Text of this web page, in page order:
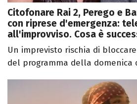
Citofonare Rai 2, Perego e
con riprese d'emergenza:
all'improvviso. Cosa è
Un imprevisto rischia di
del programma della domenica